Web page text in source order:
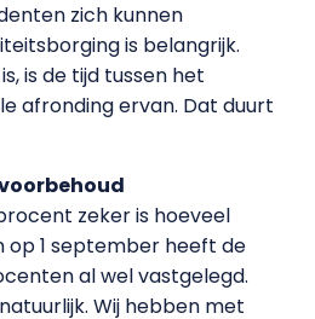
zich kunnen
is belangrijk.
is de tijd tussen het
afronding ervan. Dat duurt
zeker is hoeveel
1 september heeft de
al wel vastgelegd.
Wij hebben met